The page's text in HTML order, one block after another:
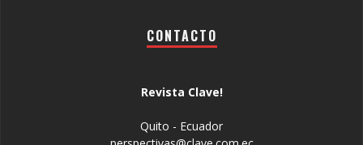
CONTACTO
Revista Clave!
Quito - Ecuador